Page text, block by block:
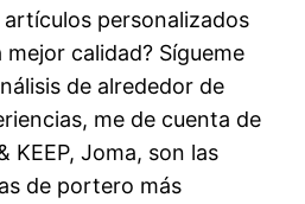
personalizados
calidad? Sígueme
de alrededor de
me de cuenta de
KEEP, Joma, son las
de portero más